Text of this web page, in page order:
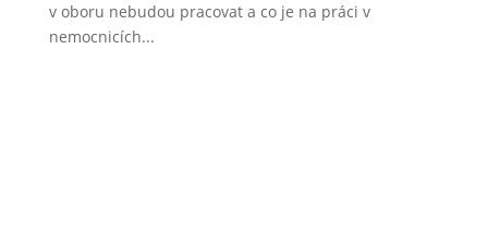
v oboru nebudou pracovat a co je na práci v
nemocnicích...